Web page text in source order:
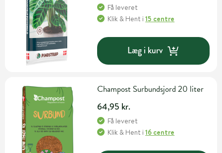
Få leveret
Klik & Hent i15 centre
Læg i kurv
Champost Surbundsjord 20 liter
64,95 kr.
Få leveret
Klik & Hent i16 centre